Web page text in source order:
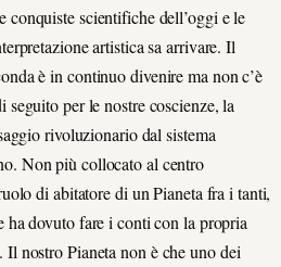
conquiste scientifiche dell’oggi e le
artistica sa arrivare. Il
è in continuo divenire ma non c’è
per le nostre coscienze, la
rivoluzionario dal sistema
Non più collocato al centro
di abitatore di un Pianeta fra i tanti,
ha dovuto fare i conti con la propria
Il nostro Pianeta non è che uno dei